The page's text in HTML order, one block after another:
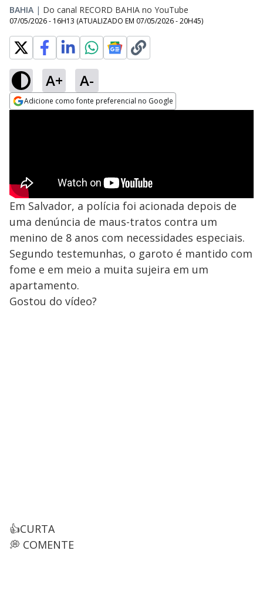
BAHIA | Do canal RECORD BAHIA no YouTube
07/05/2026 - 16H13 (ATUALIZADO EM 07/05/2026 - 20H45)
A+ A-
Adicione como fonte preferencial no Google
Em Salvador, a polícia foi acionada depois de
uma denúncia de maus-tratos contra um
menino de 8 anos com necessidades especiais.
Segundo testemunhas, o garoto é mantido com
fome e em meio a muita sujeira em um
apartamento.
Gostou do vídeo?
👍CURTA
💭 COMENTE